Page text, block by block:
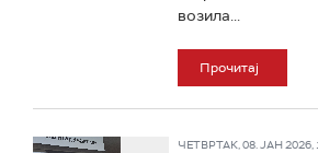
возила...
Прочитај
ЧЕТВРТАК, 08. ЈАН 2026,